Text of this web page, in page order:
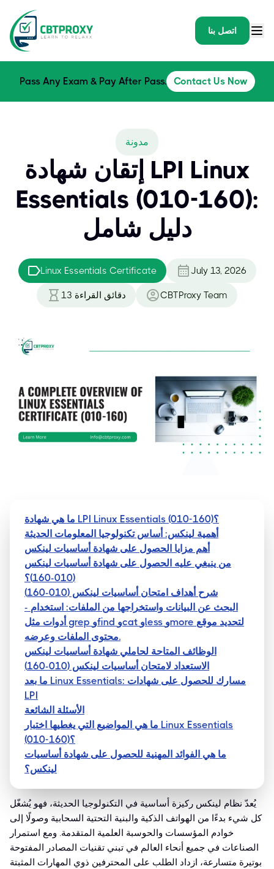
اتصل بنا
Pass Any Exam & Pay After Pass. Contact Us Now
مدونة
إتقان شهادة LPI Linux
Essentials (010-160):
دليل شامل
Linux Essentials Certificate July 13, 2026
13 دقائق القراءة CBTProxy Team
ما هي شهادة LPI Linux Essentials (010-160)؟
أهمية لينكس: أساس تكنولوجيا المعلومات الحديثة
أهم مزايا الحصول على شهادة أساسيات لينكس
من ينبغي عليه الحصول على شهادة أساسيات لينكس
(010-160)؟
شرح أهداف امتحان أساسيات لينكس (010-160)
- البحث عن البيانات واستخراجها من الملفات: استخدام
أدوات مثل grep وfind وcat وless وmore لتحديد موقع
محتوى الملفات وعرضه.
الوظائف المتاحة لحاملي شهادة أساسيات لينكس
الاستعداد لامتحان أساسيات لينكس (010-160)
ما بعد Linux Essentials: مسارك للحصول على شهادات
LPI
الأسئلة الشائعة
ما هي المواضيع التي يغطيها اختبار Linux Essentials
(010-160)؟
ما هي الفوائد المهنية للحصول على شهادة أساسيات
لينكس؟
يُعدّ نظام لينكس ركيزة أساسية في التكنولوجيا الحديثة، فهو يُشغّل
كل شيء بدءًا من الهواتف الذكية والبنية التحتية السحابية وصولًا إلى
خوادم المؤسسات والحوسبة العلمية المتقدمة. ومع استمرار
الصناعات في جميع أنحاء العالم في تبني تقنيات المصادر المفتوحة
بوتيرة متسارعة، ازداد الطلب على المحترفين ذوي المهارات المثبتة